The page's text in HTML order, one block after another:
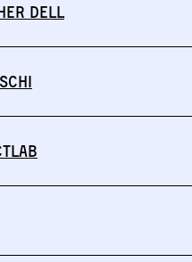
Dell